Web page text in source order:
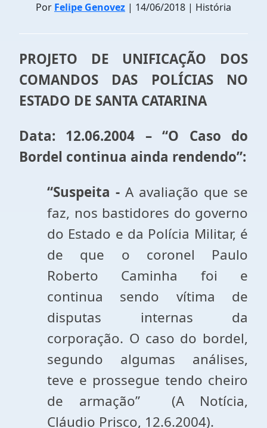
Por Felipe Genovez | 14/06/2018 | História
PROJETO DE UNIFICAÇÃO DOS
COMANDOS DAS POLÍCIAS NO
ESTADO DE SANTA CATARINA
Data: 12.06.2004 – “O Caso do
Bordel continua ainda rendendo”:
“Suspeita - A avaliação que se
faz, nos bastidores do governo
do Estado e da Polícia Militar, é
de que o coronel Paulo
Roberto Caminha foi e
continua sendo vítima de
disputas internas da
corporação. O caso do bordel,
segundo algumas análises,
teve e prossegue tendo cheiro
de armação” (A Notícia,
Cláudio Prisco, 12.6.2004).